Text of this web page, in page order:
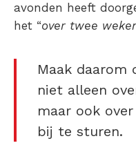
avonden heeft
het “over twee
Maak daarom
niet alleen
maar ook
bij te sturen.